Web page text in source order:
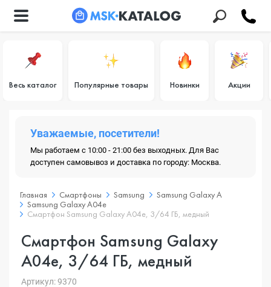
Весь каталог Популярные товары Новинки Акции
Уважаемые, посетители!
Мы работаем с 10:00 - 21:00 без выходных. Для Вас
доступен самовывоз и доставка по городу: Москва.
Главная Смартфоны Samsung
Samsung Galaxy A
Samsung Galaxy A04e
Смартфон Samsung Galaxy A04e, 3/64 ГБ, медный
Смартфон Samsung Galaxy
A04e, 3/64 ГБ, медный
Артикул: 9370